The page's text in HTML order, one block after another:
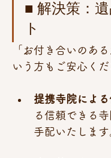
■ 解決策：
ト
「お付き合いのあ
いう方もご安心く
提携寺院による
る信頼できる
手配いたします